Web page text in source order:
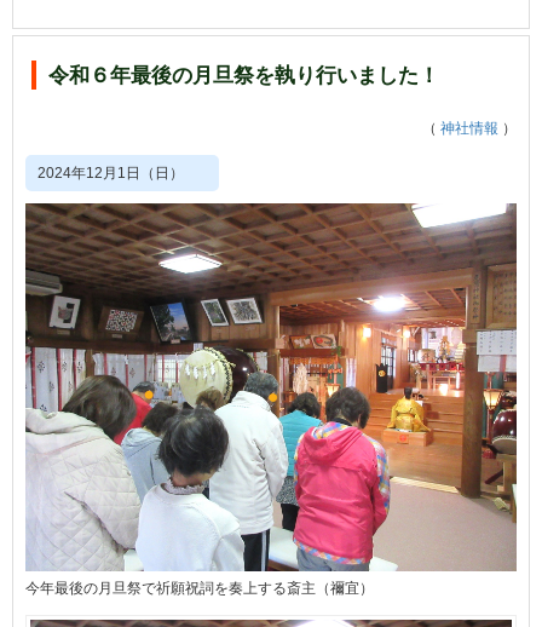
令和６年最後の月旦祭を執り行いました！
（ 神社情報 ）
2024年12月1日（日）
今年最後の月旦祭で祈願祝詞を奏上する斎主（禰宜）